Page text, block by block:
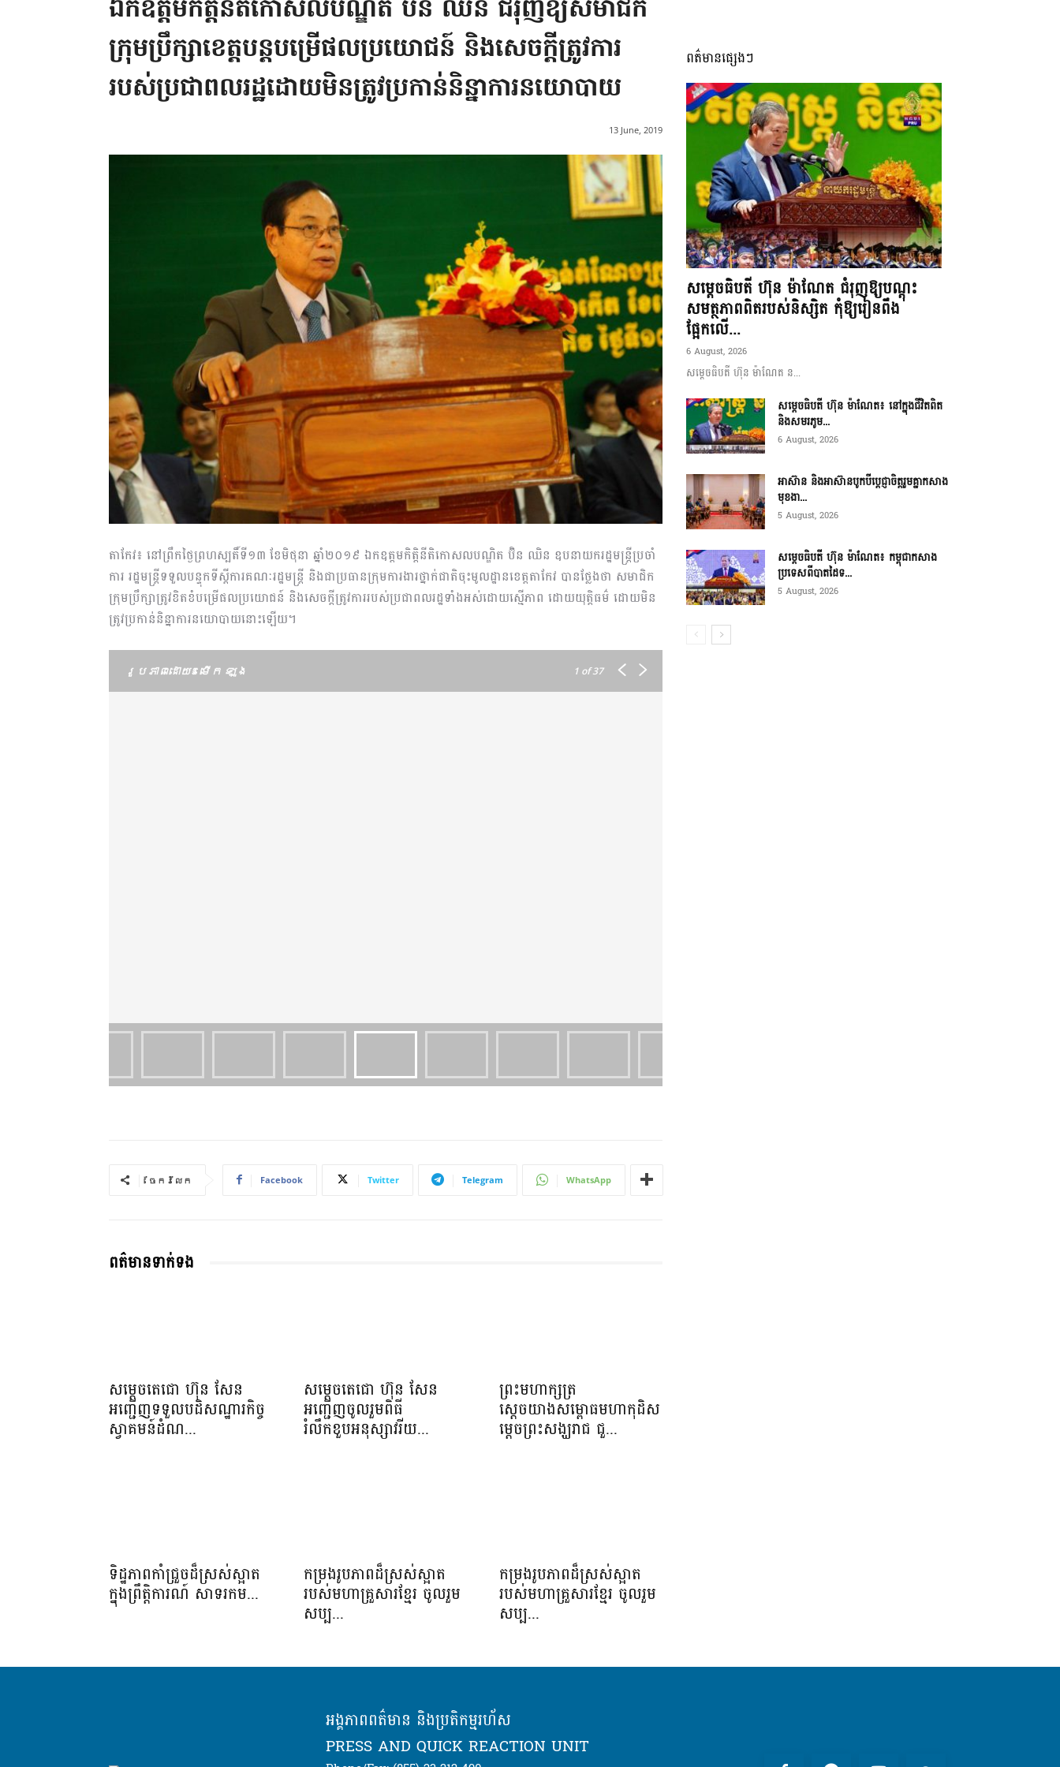
ភាព​
ព័ត៌មាន​
និង
ប្រតិកម្ម
ឯកឧត្តមកិត្តិនីតិកោសលបណ្ឌិត ប៊ិន ឈិន ជំរុញឱ្យសមាជិក
ក្រុមប្រឹក្សាខេត្ត​បន្តបម្រើផលប្រយោជន៍ និងសេច​ក្តីត្រូវការ
របស់ប្រជាពលរដ្ឋដោយ​មិនត្រូវប្រកាន់និន្នាការនយោបាយ
13 June, 2019
តាកែវ៖ នៅព្រឹកថ្ងៃព្រហស្បតិ៍ទី១៣ ខែមិថុនា ឆ្នាំ២០១៩ ឯកឧត្តមកិត្តិនីតិកោសលបណ្ឌិត ប៊ិន ឈិន ឧបនាយករដ្ឋមន្រ្តីប្រចាំ
ការ រដ្ឋមន្ត្រីទទួលបន្ទុកទីស្ដីការគណៈរដ្ឋមន្រ្តី និងជាប្រធានក្រុមការងារថ្នាក់ជាតិចុះមូលដ្ឋានខេត្តតាកែវ បានថ្លែងថា សមាជិក
ក្រុមប្រឹក្សាត្រូវខិតខំបម្រើផលប្រយោជន៍ និងសេចក្តីត្រូវការរបស់ប្រជាពលរដ្ឋទាំងអស់ដោយស្មើភាព ដោយយុត្តិធម៌ ដោយមិន
ត្រូវប្រកាន់និន្នាការនយោបាយនោះឡើយ។
រូបភាពដោយ៖ មើក ឡុង 1 of 37
ចែករំលែក Facebook Twitter Telegram WhatsApp
ពត៌មានទាក់ទង
សម្តេចតេជោ ហ៊ុន សែន
អញ្ជើញទទួលបដិសណ្ឋារកិច្ច
ស្វាគមន៍ដំណ...
សម្តេចតេជោ ហ៊ុន សែន
អញ្ជើញចូលរួមពិធី
រំលឹកខួបអនុស្សាវរីយ...
ព្រះមហាក្សត្រ
ស្តេចយាងសម្ពោធមហាកុដិស
ម្តេចព្រះសង្ឃរាជ ជួ...
ទិដ្ឋភាពកាំជ្រួចដ៏ស្រស់ស្អាត​
ក្នុងព្រឹត្តិការណ៍​ សាទរកម...
កម្រងរូបភាពដ៏ស្រស់ស្អាត​
របស់មហាគ្រួសារខ្មែរ​ ចូលរួម
សប្ប...
កម្រងរូបភាពដ៏ស្រស់ស្អាត​
របស់មហាគ្រួសារខ្មែរ​ ចូលរួម
សប្ប...
ពត៌មានផ្សេងៗ
សម្តេចធិបតី ហ៊ុន ម៉ាណែត ជំរុញឱ្យបណ្តុះ
សមត្ថភាពពិតរបស់និស្សិត កុំឱ្យរៀនពឹង
ផ្អែកលើ...
6 August, 2026
សម្តេចធិបតី ហ៊ុន ម៉ាណែត ន...
សម្តេចធិបតី ហ៊ុន ម៉ាណែត៖ នៅក្នុងជីវិតពិត
និងសមរភូម...
6 August, 2026
អាស៊ាន និងអាស៊ានបូកបីប្តេជ្ញាចិត្តរួមគ្នាកសាង
មុខងា...
5 August, 2026
សម្ដេចធិបតី ហ៊ុន ម៉ាណែត៖ កម្ពុជាកសាង
ប្រទេសពីបាតដៃទ...
5 August, 2026
អង្គភាពពត៌មាន និងប្រតិកម្មរហ័ស
PRESS AND QUICK REACTION UNIT